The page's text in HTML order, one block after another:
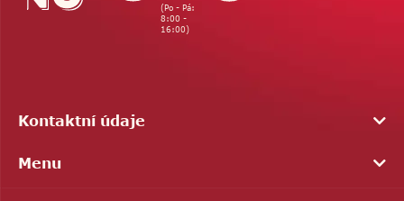
(Po - Pá:
8:00 -
16:00)
Kontaktní údaje
Menu